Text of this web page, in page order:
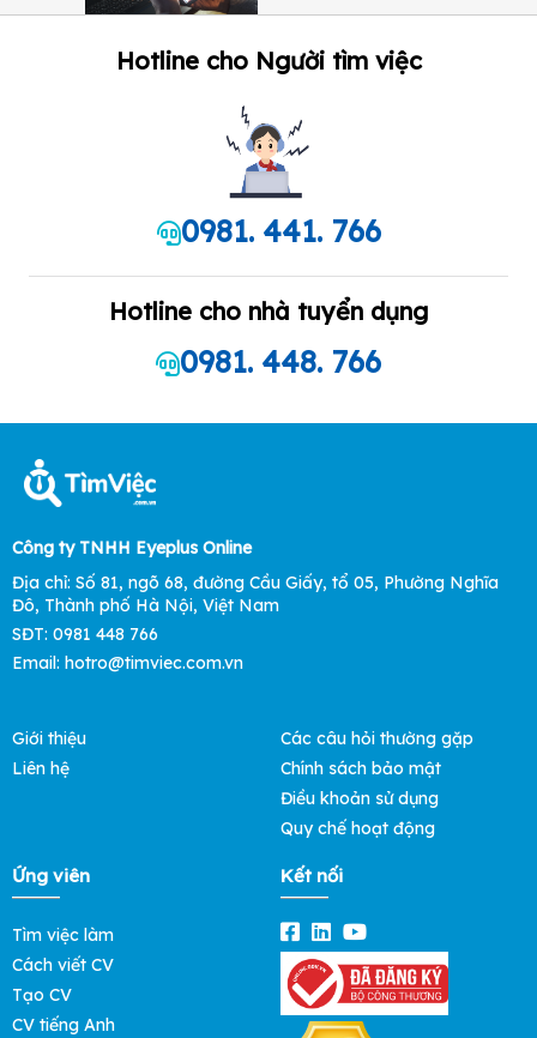
Hotline cho Người tìm việc
0981. 441. 766
Hotline cho nhà tuyển dụng
0981. 448. 766
Công ty TNHH Eyeplus Online
Địa chỉ: Số 81, ngõ 68, đường Cầu Giấy, tổ 05, Phường Nghĩa
Đô, Thành phố Hà Nội, Việt Nam
SĐT: 0981 448 766
Email: hotro@timviec.com.vn
Giới thiệu
Liên hệ
Các câu hỏi thường gặp
Chính sách bảo mật
Điều khoản sử dụng
Quy chế hoạt động
Ứng viên
Tìm việc làm
Cách viết CV
Tạo CV
CV tiếng Anh
Kết nối